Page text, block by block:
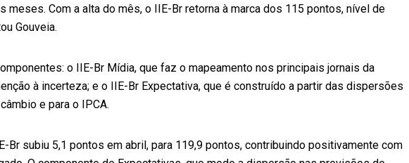
meses. Com a alta do mês, o IIE-Br retorna à marca dos 115 pontos, nível de
Gouveia.
o IIE-Br Mídia, que faz o mapeamento nos principais jornais da
à incerteza; e o IIE-Br Expectativa, que é construído a partir das dispersões
e para o IPCA.
Br subiu 5,1 pontos em abril, para 119,9 pontos, contribuindo positivamente com